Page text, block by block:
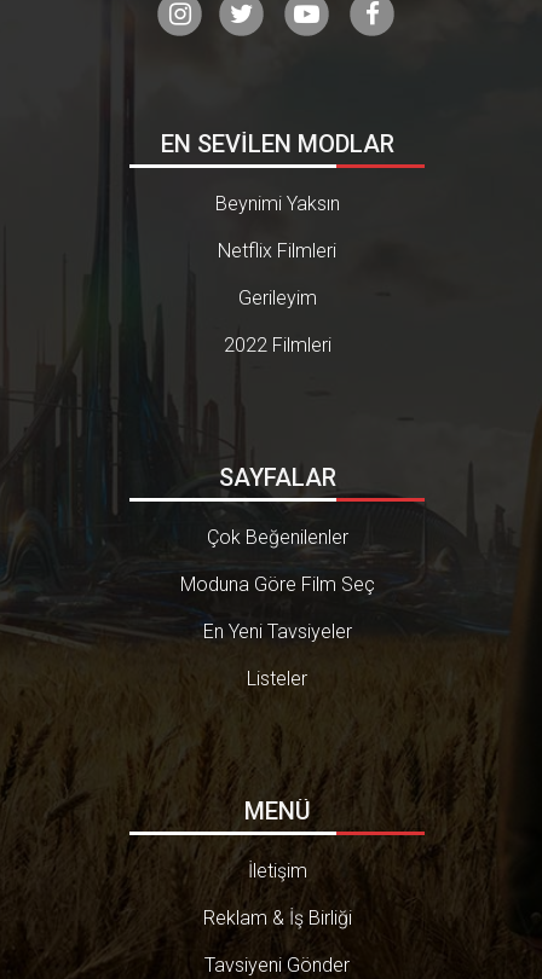
EN SEVİLEN MODLAR
Beynimi Yaksın
Netflix Filmleri
Gerileyim
2022 Filmleri
SAYFALAR
Çok Beğenilenler
Moduna Göre Film Seç
En Yeni Tavsiyeler
Listeler
MENÜ
İletişim
Reklam & İş Birliği
Tavsiyeni Gönder